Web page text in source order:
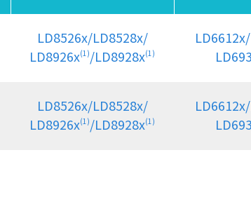
LD8526x/LD8528x/
LD8926x(1)/LD8928x(1)
LD8526x/LD8528x/
LD8926x(1)/LD8928x(1)